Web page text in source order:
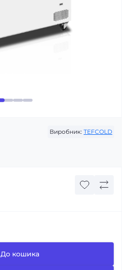
Виробник: TEFCOLD
До кошика